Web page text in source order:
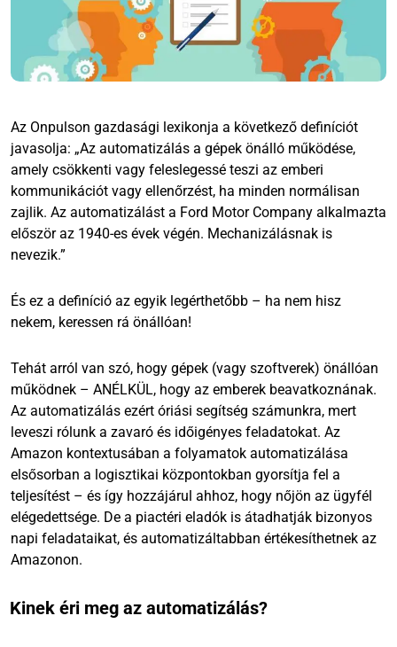
Az Onpulson gazdasági lexikonja a következő definíciót
javasolja: „Az automatizálás a gépek önálló működése,
amely csökkenti vagy feleslegessé teszi az emberi
kommunikációt vagy ellenőrzést, ha minden normálisan
zajlik. Az automatizálást a Ford Motor Company alkalmazta
először az 1940-es évek végén. Mechanizálásnak is
nevezik.”
És ez a definíció az egyik legérthetőbb – ha nem hisz
nekem, keressen rá önállóan!
Tehát arról van szó, hogy gépek (vagy szoftverek) önállóan
működnek – ANÉLKÜL, hogy az emberek beavatkoznának.
Az automatizálás ezért óriási segítség számunkra, mert
leveszi rólunk a zavaró és időigényes feladatokat. Az
Amazon kontextusában a folyamatok automatizálása
elsősorban a logisztikai központokban gyorsítja fel a
teljesítést – és így hozzájárul ahhoz, hogy nőjön az ügyfél
elégedettsége. De a piactéri eladók is átadhatják bizonyos
napi feladataikat, és automatizáltabban értékesíthetnek az
Amazonon.
Kinek éri meg az automatizálás?